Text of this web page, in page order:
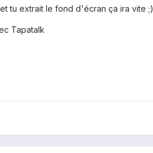
tu extrait le fond d'écran ça ira vite ;)
Tapatalk